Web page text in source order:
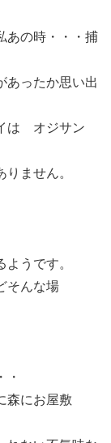
の時・・・捕
あったか思い出
は オジサン
ません。
うです。
そんな場
・
森にお屋敷